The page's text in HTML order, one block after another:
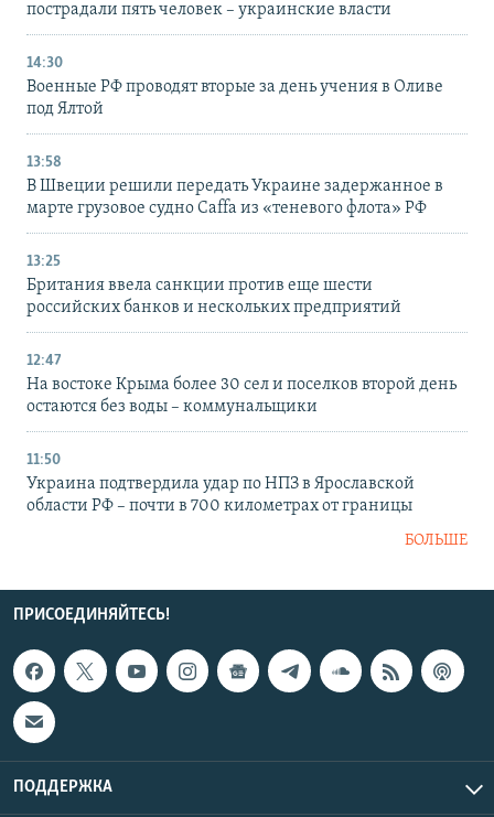
пострадали пять человек – украинские власти
14:30
Военные РФ проводят вторые за день учения в Оливе
под Ялтой
13:58
В Швеции решили передать Украине задержанное в
марте грузовое судно Caffa из «теневого флота» РФ
13:25
Британия ввела санкции против еще шести
российских банков и нескольких предприятий
12:47
На востоке Крыма более 30 сел и поселков второй день
остаются без воды – коммунальщики
11:50
Украина подтвердила удар по НПЗ в Ярославской
области РФ – почти в 700 километрах от границы
БОЛЬШЕ
ПРИСОЕДИНЯЙТЕСЬ!
ПОДДЕРЖКА